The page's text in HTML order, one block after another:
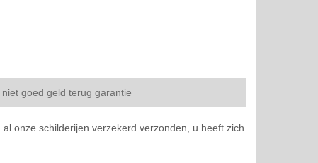
goed geld terug garantie
onze schilderijen verzekerd verzonden, u heeft zich